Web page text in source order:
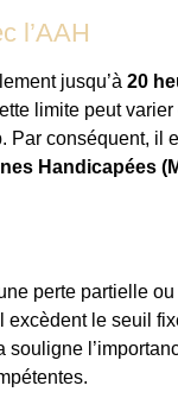
l’AAH
jusqu’à 20
limite peut
conséquent, il
Handicapées
perte partielle
le seuil